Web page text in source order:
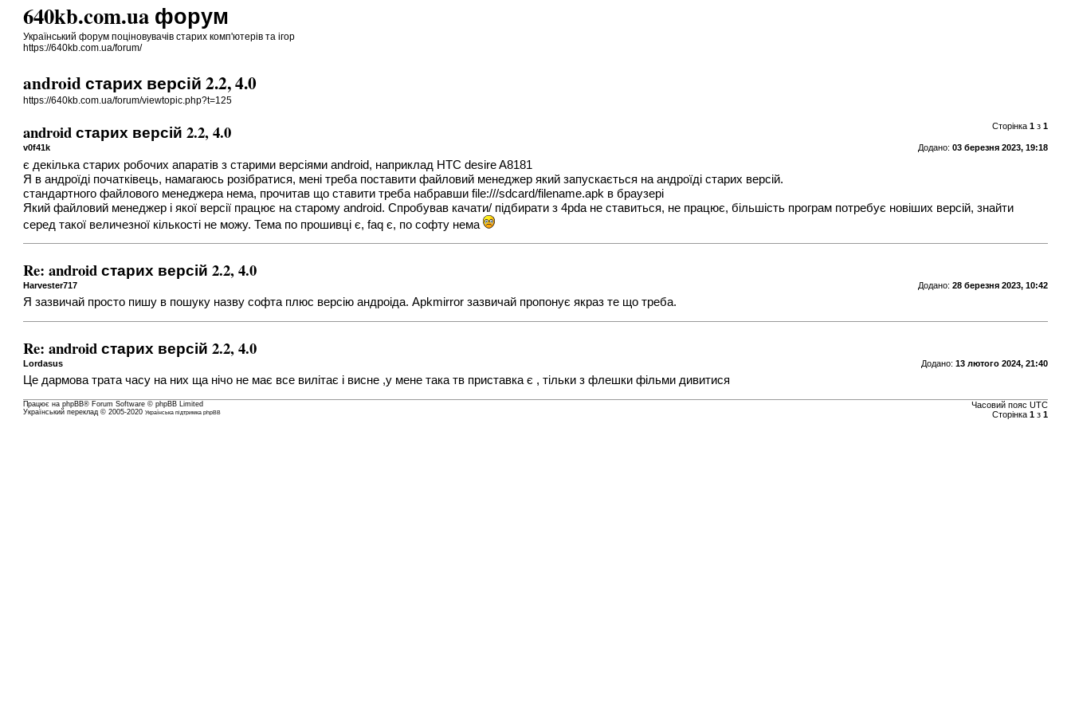
640kb.com.ua форум
Український форум поціновувачів старих комп'ютерів та ігор
https://640kb.com.ua/forum/
android старих версій 2.2, 4.0
https://640kb.com.ua/forum/viewtopic.php?t=125
Сторінка 1з 1
android старих версій 2.2, 4.0
Додано: 03 березня 2023, 19:18
v0f41k
є декілька старих робочих апаратів з старими версіями android, наприклад HTC desire A8181
Я в андроїді початківець, намагаюсь розібратися, мені треба поставити файловий менеджер який запускається на андроїді старих версій.
стандартного файлового менеджера нема, прочитав що ставити треба набравши file:///sdcard/filename.apk в браузері
Який файловий менеджер і якої версії працює на старому android. Спробував качати/ підбирати з 4pda не ставиться, не працює, більшість програм потребує новіших версій, знайти
серед такої величезної кількості не можу. Тема по прошивці є, faq є, по софту нема
Re: android старих версій 2.2, 4.0
Додано: 28 березня 2023, 10:42
Harvester717
Я зазвичай просто пишу в пошуку назву софта плюс версію андроіда. Apkmirror зазвичай пропонує якраз те що треба.
Re: android старих версій 2.2, 4.0
Додано: 13 лютого 2024, 21:40
Lordasus
Це дармова трата часу на них ща нічо не має все вилітає і висне ,у мене така тв приставка є , тільки з флешки фільми дивитися
Часовий пояс UTC
Сторінка 1з 1
Працює наphpBB® Forum Software © phpBB Limited
Український переклад © 2005-2020Українська підтримка phpBB